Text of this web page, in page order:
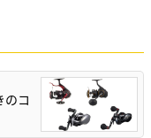
のコ